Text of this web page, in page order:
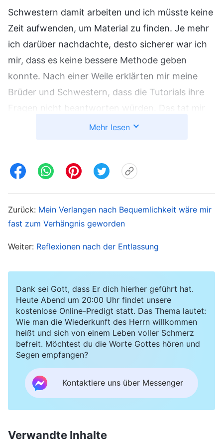
Schwestern damit arbeiten und ich müsste keine
Zeit aufwenden, um Material zu finden. Je mehr
ich darüber nachdachte, desto sicherer war ich
mir, dass es keine bessere Methode geben
konnte. Nach einer Weile erklärten mir meine
Brüder und Schwestern, dass die Tutorials ihre
Fragen nicht beantworten würden. Das tat mir
damals ein bisschen leid. Da ich keine andere
unterrichten, und dachte: „Gut, ich habe den
unsere Teamleiterin sagte: „Neulich sind bei
Ablauf verzögern.“ Als ich das hörte, dachte ich
selbst zu verstehen, und ich hatte das Gefühl,
dass diese Pflicht nicht nur Opfer forderte,
sondern dass ich auch dafür verantwortlich
gemacht werden konnte. Daher wollte ich diese
Pflicht nicht länger übernehmen.
Eines Tages sprach mich meine Leiterin an und
warf mir vor, dass ich mich durchmogeln und
meine Pflichten nur halbherzig erfüllen würde,
würde mir kündigen, wenn sich nichts änderte.
Mehr lesen
Zurück: Mein Verlangen nach Bequemlichkeit wäre mir
fast zum Verhängnis geworden
Weiter: Reflexionen nach der Entlassung
Dank sei Gott, dass Er dich hierher geführt hat.
Heute Abend um 20:00 Uhr findet unsere
kostenlose Online-Predigt statt. Das Thema lautet:
Wie man die Wiederkunft des Herrn willkommen
heißt und sich von einem Leben voller Schmerz
befreit. Möchtest du die Worte Gottes hören und
Segen empfangen?
Kontaktiere uns über Messenger
Verwandte Inhalte